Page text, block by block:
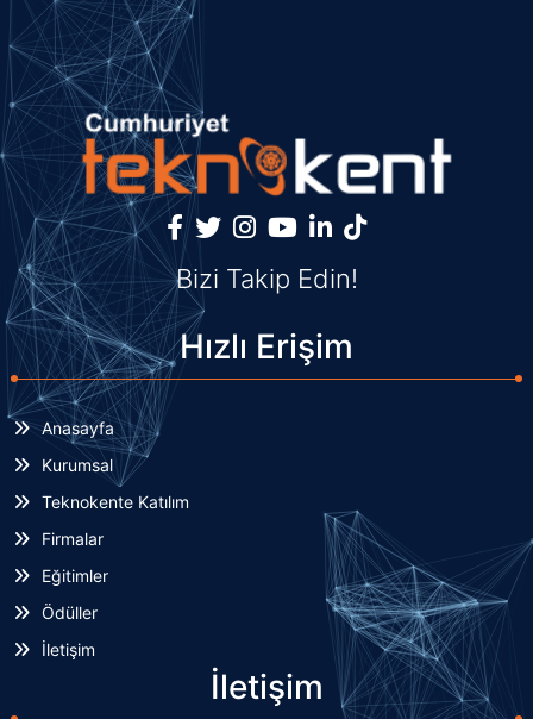
Bizi Takip Edin!
Hızlı Erişim
Anasayfa
Kurumsal
Teknokente Katılım
Firmalar
Eğitimler
Ödüller
İletişim
İletişim